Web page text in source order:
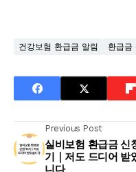
건강보험 환급금 알림 환급금
Previous Post
실비보험 환급금 신
기｜저도 드디어 받
니다